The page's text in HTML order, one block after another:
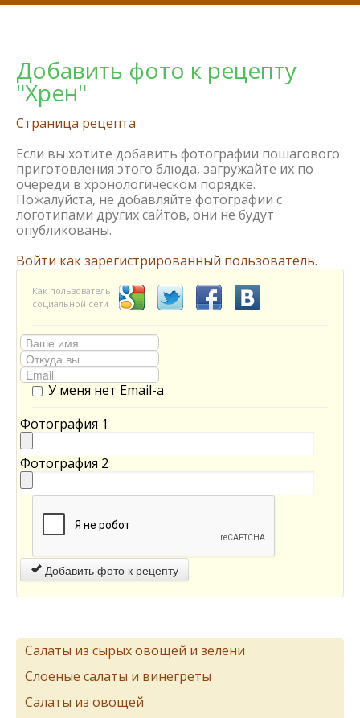
Добавить фото к рецепту
"Хрен"
Страница рецепта
Если вы хотите добавить фотографии пошагового
приготовления этого блюда, загружайте их по
очереди в хронологическом порядке.
Пожалуйста, не добавляйте фотографии с
логотипами других сайтов, они не будут
опубликованы.
Войти как зарегистрированный пользователь.
Как пользователь
социальной сети
У меня нет Email-а
Фотография 1
Фотография 2
Добавить фото к рецепту
Салаты из сырых овощей и зелени
Слоеные салаты и винегреты
Салаты из овощей